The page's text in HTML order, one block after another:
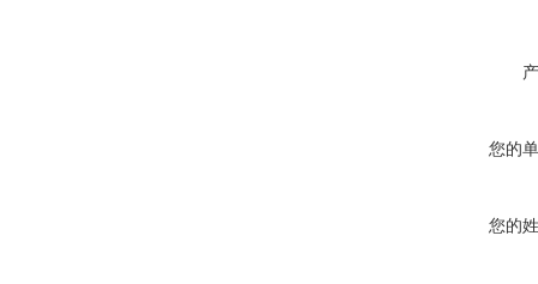
您的
您的